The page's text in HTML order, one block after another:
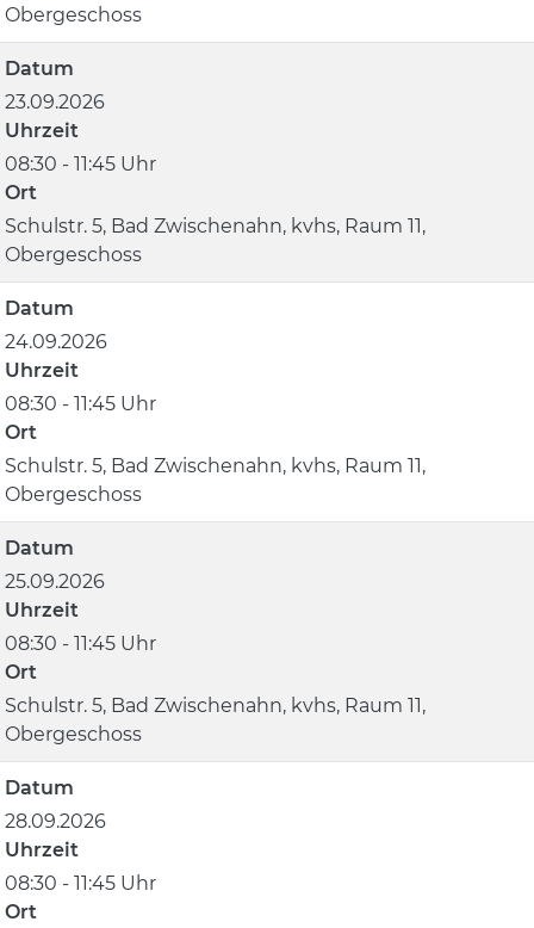
Obergeschoss
Datum
23.09.2026
Uhrzeit
08:30 - 11:45 Uhr
Ort
Schulstr. 5, Bad Zwischenahn, kvhs, Raum 11,
Obergeschoss
Datum
24.09.2026
Uhrzeit
08:30 - 11:45 Uhr
Ort
Schulstr. 5, Bad Zwischenahn, kvhs, Raum 11,
Obergeschoss
Datum
25.09.2026
Uhrzeit
08:30 - 11:45 Uhr
Ort
Schulstr. 5, Bad Zwischenahn, kvhs, Raum 11,
Obergeschoss
Datum
28.09.2026
Uhrzeit
08:30 - 11:45 Uhr
Ort